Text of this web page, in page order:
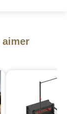
aimer